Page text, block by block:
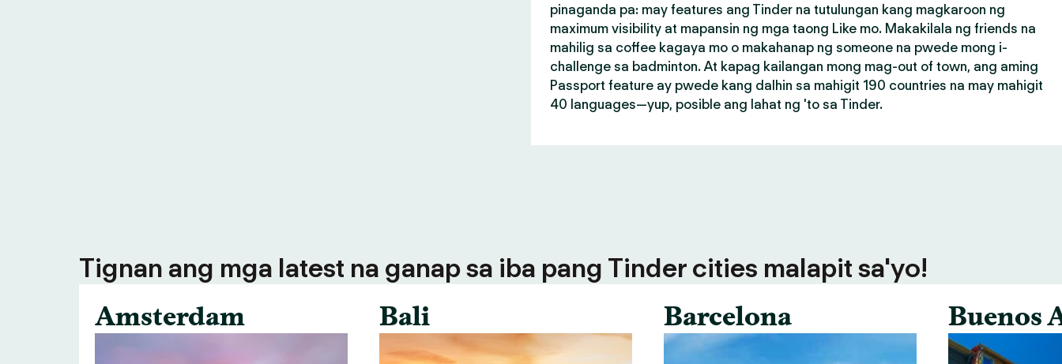
pinaganda pa: may features ang Tinder na tutulungan kang magkaroon ng
maximum visibility at mapansin ng mga taong Like mo. Makakilala ng friends na
mahilig sa coffee kagaya mo o makahanap ng someone na pwede mong i-
challenge sa badminton. At kapag kailangan mong mag-out of town, ang aming
Passport feature ay pwede kang dalhin sa mahigit 190 countries na may mahigit
40 languages—yup, posible ang lahat ng 'to sa Tinder.
Tignan ang mga latest na ganap sa iba pang Tinder cities malapit sa'yo!
Amsterdam
Bali Barcelona Buenos